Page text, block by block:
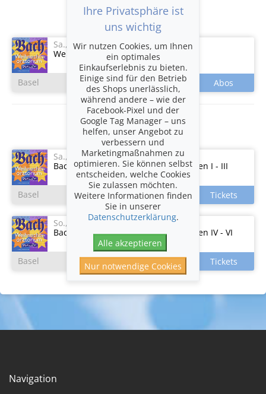
Abos
Sa., 12.12.2026-Sa., 12.12.2026
Weihnachtsoratorium - Kombiticket
Basel
Veranstaltungen
Sa., 12.12.2026um 18:00
Bach - Weihnachtsoratorium, Kantaten I - III
Basel
So., 13.12.2026um 18:00
Bach - Weihnachtsoratorium, Kantaten IV - VI
Basel
Navigation
Ihre Privatsphäre ist
uns wichtig
Wir nutzen Cookies, um Ihnen
ein optimales
Einkaufserlebnis zu bieten.
Einige sind für den Betrieb
des Shops unerlässlich,
während andere – wie der
Facebook-Pixel und der
Google Tag Manager – uns
helfen, unser Angebot zu
verbessern und
Marketingmaßnahmen zu
optimieren. Sie können selbst
entscheiden, welche Cookies
Sie zulassen möchten.
Weitere Informationen finden
Sie in unserer
Datenschutzerklärung.
Alle akzeptieren
Nur notwendige Cookies